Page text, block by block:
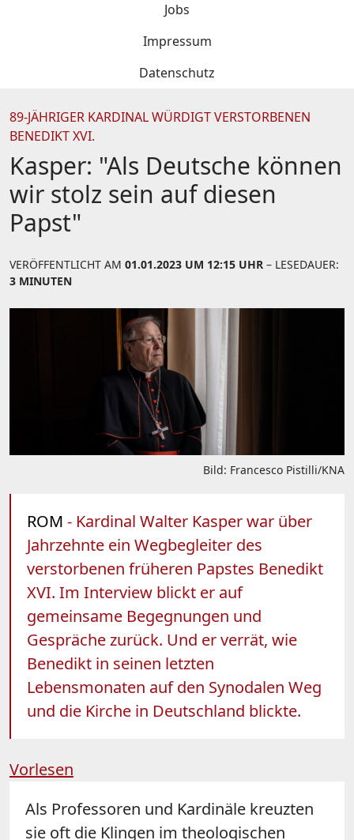
Jobs
Impressum
Datenschutz
89-JÄHRIGER KARDINAL WÜRDIGT VERSTORBENEN
BENEDIKT XVI.
Kasper: "Als Deutsche können
wir stolz sein auf diesen
Papst"
VERÖFFENTLICHT AM 01.01.2023 UM 12:15 UHR – LESEDAUER:
3 MINUTEN
Bild: Francesco Pistilli/KNA
ROM - Kardinal Walter Kasper war über
Jahrzehnte ein Wegbegleiter des
verstorbenen früheren Papstes Benedikt
XVI. Im Interview blickt er auf
gemeinsame Begegnungen und
Gespräche zurück. Und er verrät, wie
Benedikt in seinen letzten
Lebensmonaten auf den Synodalen Weg
und die Kirche in Deutschland blickte.
Vorlesen
Als Professoren und Kardinäle kreuzten
sie oft die Klingen im theologischen